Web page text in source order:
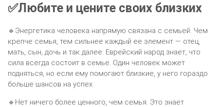
✅Любите и цените своих близких
🔹Энергетика человека напрямую связана с семьей. Чем
крепче семья, тем сильнее каждый ее элемент — отец,
мать, сын, дочь и так далее. Еврейский народ знает, что
сила всегда состоит в семье. Один человек может
подняться, но если ему помогают близкие, у него гораздо
больше шансов на успех.
🔹Нет ничего более ценного, чем семья. Это знает